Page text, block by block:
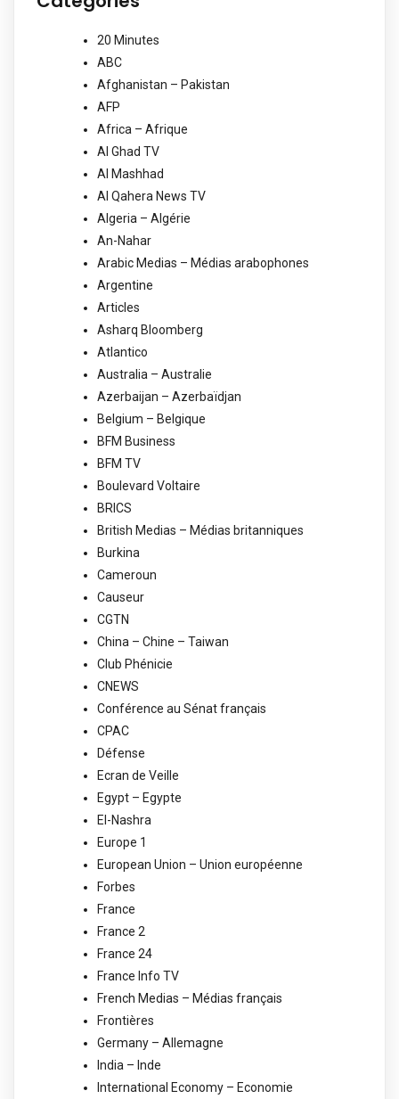
20 Minutes
ABC
Afghanistan – Pakistan
AFP
Africa – Afrique
Al Ghad TV
Al Mashhad
Al Qahera News TV
Algeria – Algérie
An-Nahar
Arabic Medias – Médias arabophones
Argentine
Articles
Asharq Bloomberg
Atlantico
Australia – Australie
Azerbaijan – Azerbaïdjan
Belgium – Belgique
BFM Business
BFM TV
Boulevard Voltaire
BRICS
British Medias – Médias britanniques
Burkina
Cameroun
Causeur
CGTN
China – Chine – Taiwan
Club Phénicie
CNEWS
Conférence au Sénat français
CPAC
Défense
Ecran de Veille
Egypt – Egypte
El-Nashra
Europe 1
European Union – Union européenne
Forbes
France
France 2
France 24
France Info TV
French Medias – Médias français
Frontières
Germany – Allemagne
India – Inde
International Economy – Economie